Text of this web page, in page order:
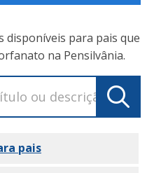
disponíveis para pais que
na Pensilvânia.
pais(PDF)